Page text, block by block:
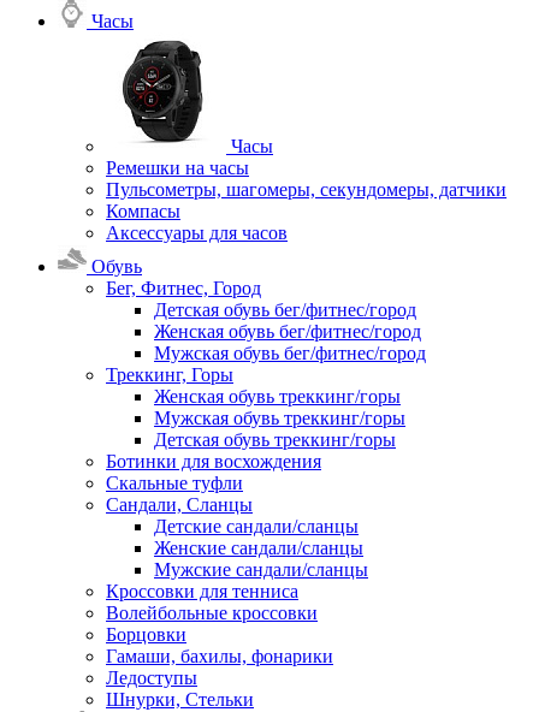
Часы
Часы
Ремешки на часы
Пульсометры, шагомеры, секундомеры, датчики
Компасы
Аксессуары для часов
Обувь
Бег, Фитнес, Город
Детская обувь бег/фитнес/город
Женская обувь бег/фитнес/город
Мужская обувь бег/фитнес/город
Треккинг, Горы
Женская обувь треккинг/горы
Мужская обувь треккинг/горы
Детская обувь треккинг/горы
Ботинки для восхождения
Скальные туфли
Сандали, Сланцы
Детские сандали/сланцы
Женские сандали/сланцы
Мужские сандали/сланцы
Кроссовки для тенниса
Волейбольные кроссовки
Борцовки
Гамаши, бахилы, фонарики
Ледоступы
Шнурки, Стельки